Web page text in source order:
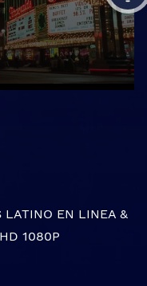
LATINO EN LINEA &
1080P